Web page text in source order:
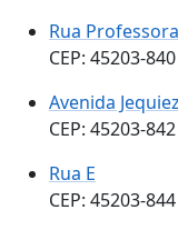
Rua
CEP: 45203-840
Avenida
CEP: 45203-842
Rua E
CEP: 45203-844